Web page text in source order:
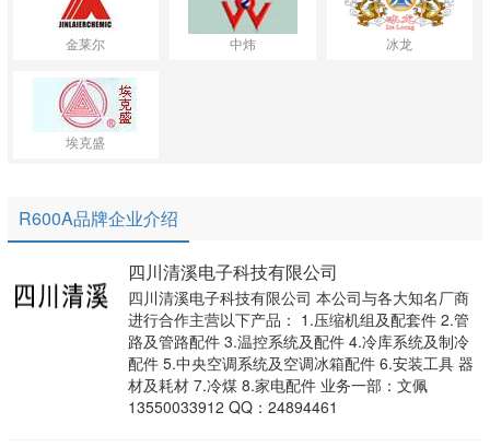
金莱尔 中炜 冰龙
埃克盛
R600A品牌企业介绍
四川清溪电子科技有限公司
四川清溪电子科技有限公司 本公司与各大知名厂商
进行合作主营以下产品： 1.压缩机组及配套件 2.管
路及管路配件 3.温控系统及配件 4.冷库系统及制冷
配件 5.中央空调系统及空调冰箱配件 6.安装工具 器
材及耗材 7.冷煤 8.家电配件 业务一部：文佩
13550033912 QQ：24894461